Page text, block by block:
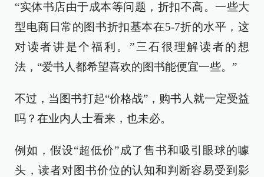
“实体书店由于成本等问题，折扣不高。一些大
型电商日常的图书折扣基本在5-7折的水平，这
对读者讲是个福利。”三石很理解读者的想
法，“爱书人都希望喜欢的图书能便宜一些。”
不过，当图书打起“价格战”，购书人就一定受益
吗？在业内人士看来，也未必。
例如，假设“超低价”成了售书和吸引眼球的噱
头，读者对图书价位的认知和判断容易受到影